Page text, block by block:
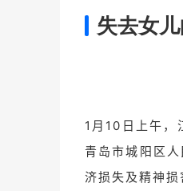
失去女
1月10日上午，
青岛市城阳区
济损失及精神损